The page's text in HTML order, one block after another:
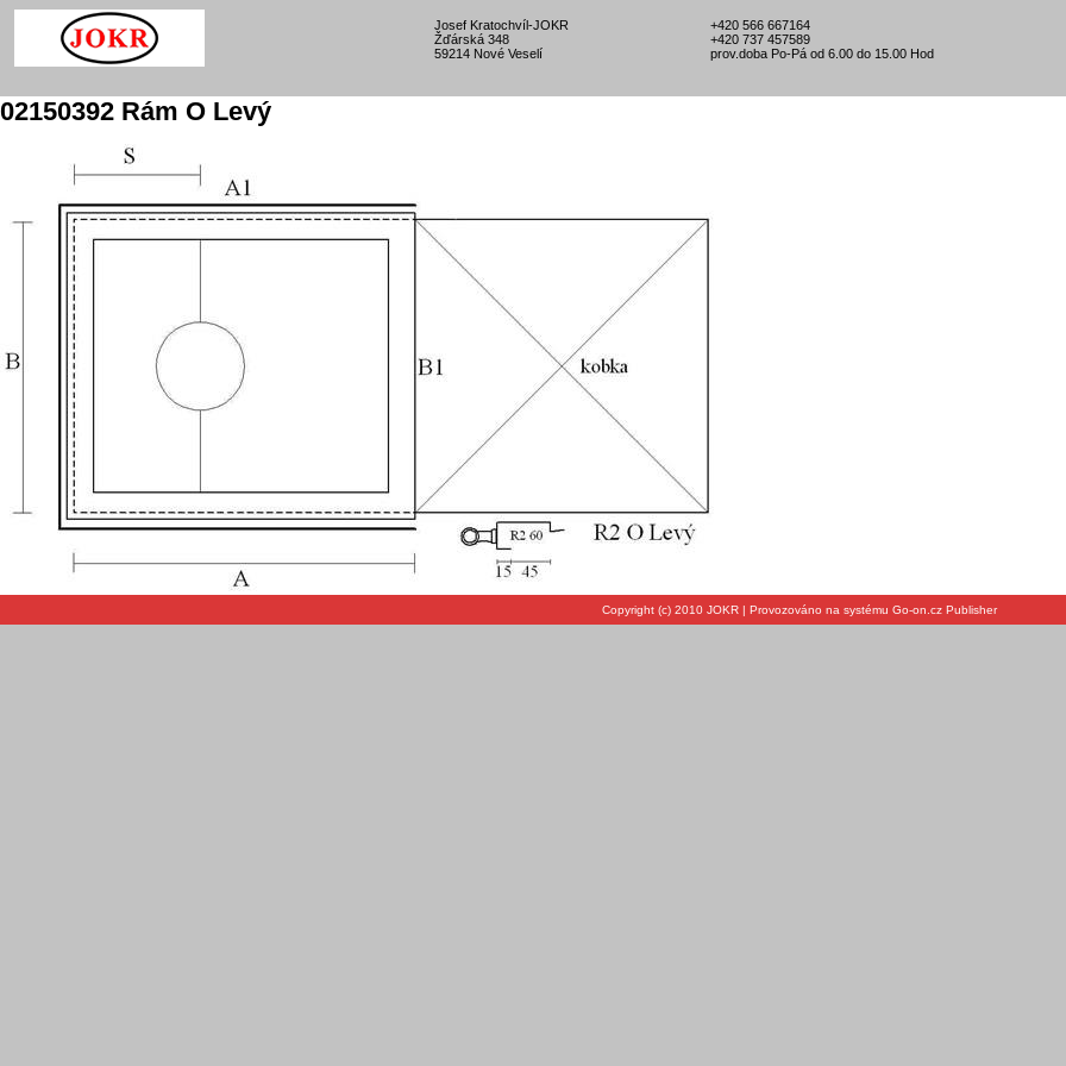
Josef Kratochvíl-JOKR
Žďárská 348
59214 Nové Veselí
+420 566 667164
+420 737 457589
prov.doba Po-Pá od 6.00 do 15.00 Hod
02150392 Rám O Levý
Copyright (c) 2010 JOKR | Provozováno na systému Go-on.cz Publisher